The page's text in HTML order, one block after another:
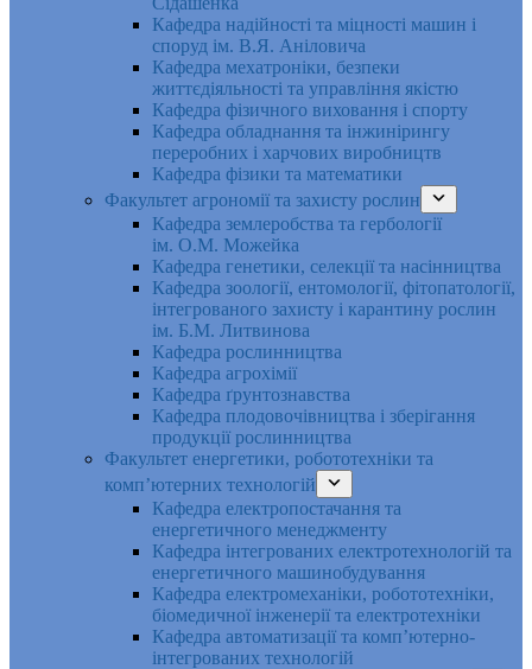
Кафедра надійності та міцності машин і
споруд ім. В.Я. Аніловича
Кафедра мехатроніки, безпеки
життєдіяльності та управління якістю
Кафедра фізичного виховання і спорту
Кафедра обладнання та інжинірингу
переробних і харчових виробництв
Кафедра фізики та математики
Факультет агрономії та захисту рослин
Кафедра землеробства та гербології
ім. О.М. Можейка
Кафедра генетики, селекції та насінництва
Кафедра зоології, ентомології, фітопатології,
інтегрованого захисту і карантину рослин
ім. Б.М. Литвинова
Кафедра рослинництва
Кафедра агрохімії
Кафедра ґрунтознавства
Кафедра плодовочівництва і зберігання
продукції рослинництва
Факультет енергетики, робототехніки та
комп’ютерних технологій
Кафедра електропостачання та
енергетичного менеджменту
Кафедра інтегрованих електротехнологій та
енергетичного машинобудування
Кафедра електромеханіки, робототехніки,
біомедичної інженерії та електротехніки
Кафедра автоматизації та комп’ютерно-
інтегрованих технологій